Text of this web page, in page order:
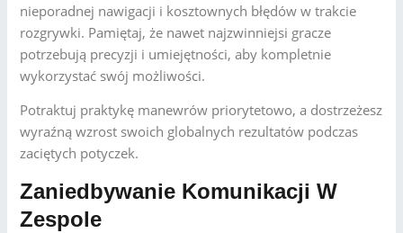
nieporadnej nawigacji i kosztownych błędów w trakcie
rozgrywki. Pamiętaj, że nawet najzwinniejsi gracze
potrzebują precyzji i umiejętności, aby kompletnie
wykorzystać swój możliwości.
Potraktuj praktykę manewrów priorytetowo, a dostrzeżesz
wyraźną wzrost swoich globalnych rezultatów podczas
zaciętych potyczek.
Zaniedbywanie Komunikacji W
Zespole